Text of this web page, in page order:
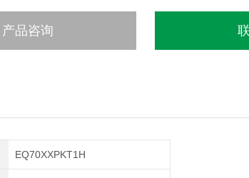
产品咨询
EQ70XXPKT1H